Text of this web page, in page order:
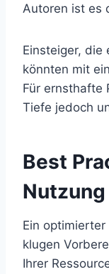
Autoren ist es
Einsteiger, die
könnten mit
Für ernsthafte
Tiefe jedoch
Best
Ein optimierter
klugen
Ihrer